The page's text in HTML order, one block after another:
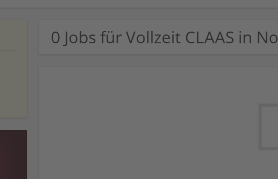
0 Jobs für Vollzeit CLAAS in